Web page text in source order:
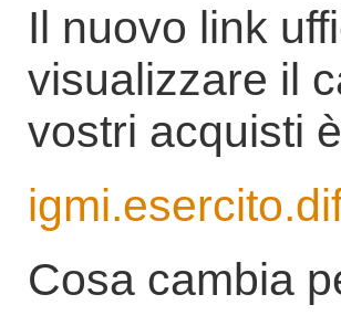
Il nuovo link
visualizzare il
vostri acquisti
Cosa cambia